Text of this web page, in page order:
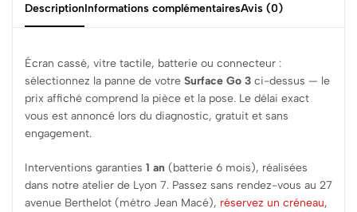
DescriptionInformations complémentairesAvis (0)
Écran cassé, vitre tactile, batterie ou connecteur :
sélectionnez la panne de votre Surface Go 3 ci-dessus — le
prix affiché comprend la pièce et la pose. Le délai exact
vous est annoncé lors du diagnostic, gratuit et sans
engagement.
Interventions garanties 1 an (batterie 6 mois), réalisées
dans notre atelier de Lyon 7. Passez sans rendez-vous au 27
avenue Berthelot (métro Jean Macé), réservez un créneau,